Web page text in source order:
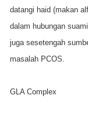
datangi haid (makan
dalam hubungan
juga sesetengah
masalah PCOS.
GLA Complex